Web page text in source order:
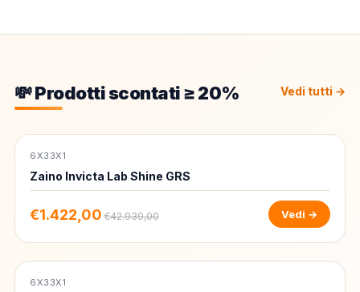
💸 Prodotti scontati ≥ 20% Vedi tutti →
-97%
6X33X1
Zaino Invicta Lab Shine GRS
€1.422,00 €42.939,00 Vedi →
-97%
6X33X1